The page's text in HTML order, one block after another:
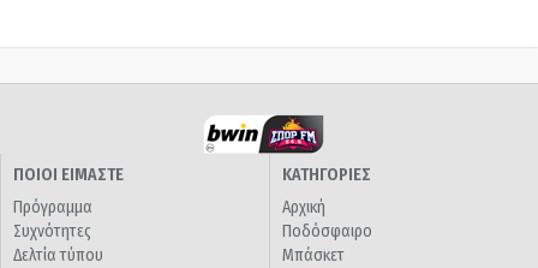
ΠΟΙΟΙ ΕΙΜΑΣΤΕ
Πρόγραμμα
Συχνότητες
Δελτία τύπου
ΚΑΤΗΓΟΡΙΕΣ
Αρχική
Ποδόσφαιρο
Μπάσκετ